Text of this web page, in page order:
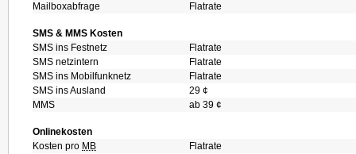
Mailboxabfrage
Flatrate
SMS & MMS Kosten
SMS ins Festnetz
Flatrate
SMS netzintern
Flatrate
SMS ins Mobilfunknetz
Flatrate
SMS ins Ausland
29 ¢
MMS
ab 39 ¢
Onlinekosten
Kosten pro MB
Flatrate